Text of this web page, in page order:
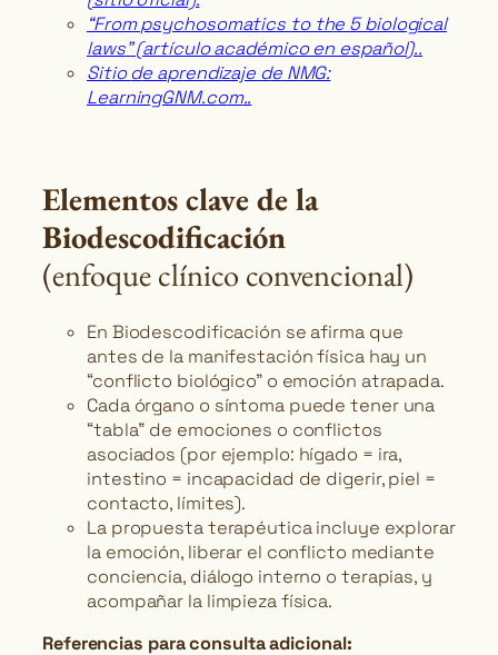
“From psychosomatics to the 5 biological
laws” (artículo académico en español)..
Sitiode aprendizaje deNMG:
LearningGNM.com..
Elementos clave de la
Biodescodificación
(enfoque clínico convencional)
En Biodescodificación se afirma que
antes de la manifestación física hay un
“conflicto biológico” o emoción atrapada.
Cada órgano o síntoma puede tener una
“tabla” de emociones o conflictos
asociados (por ejemplo: hígado = ira,
intestino = incapacidad de digerir, piel =
contacto, límites).
La propuesta terapéutica incluye explorar
la emoción, liberar el conflicto mediante
conciencia, diálogo interno o terapias, y
acompañar la limpieza física.
Referencias para consulta adicional: